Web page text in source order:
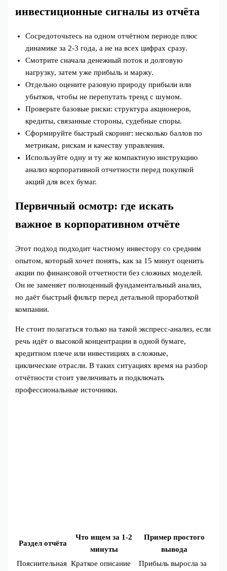
инвестиционные сигналы из отчёта
Сосредоточьтесь на одном отчётном периоде плюс
динамике за 2-3 года, а не на всех цифрах сразу.
Смотрите сначала денежный поток и долговую
нагрузку, затем уже прибыль и маржу.
Отдельно оцените разовую природу прибыли или
убытков, чтобы не перепутать тренд с шумом.
Проверьте базовые риски: структура акционеров,
кредиты, связанные стороны, судебные споры.
Сформируйте быстрый скоринг: несколько баллов по
метрикам, рискам и качеству управления.
Используйте одну и ту же компактную инструкцию
анализ корпоративной отчетности перед покупкой
акций для всех бумаг.
Первичный осмотр: где искать
важное в корпоративном отчёте
Этот подход подходит частному инвестору со средним
опытом, который хочет понять, как за 15 минут оценить
акции по финансовой отчетности без сложных моделей.
Он не заменяет полноценный фундаментальный анализ,
но даёт быстрый фильтр перед детальной проработкой
компании.
Не стоит полагаться только на такой экспресс-анализ, если
речь идёт о высокой концентрации в одной бумаге,
кредитном плече или инвестициях в сложные,
циклические отрасли. В таких ситуациях время на разбор
отчётности стоит увеличивать и подключать
профессиональные источники.
Раздел отчёта
Что ищем за 1-2
минуты
Пример простого
вывода
Пояснительная Краткое описание
Прибыль выросла за